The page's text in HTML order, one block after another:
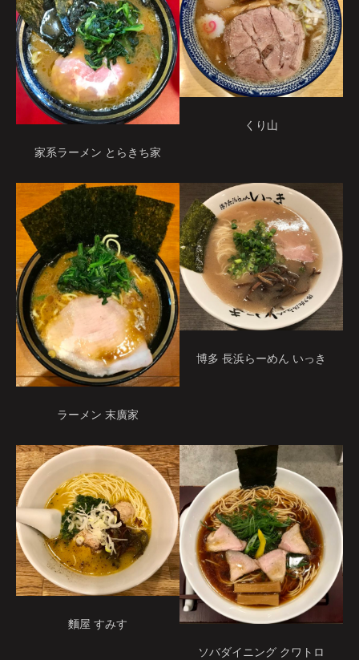
家系ラーメン とらきち家
くり山
ラーメン 末廣家
博多 長浜らーめん いっき
麵屋 すみす
ソバダイニング クワトロ